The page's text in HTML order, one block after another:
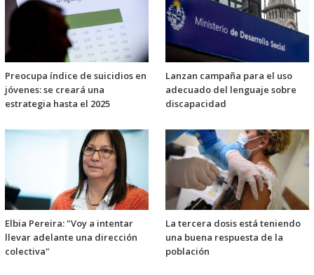
Preocupa índice de suicidios en
jóvenes: se creará una
estrategia hasta el 2025
Lanzan campaña para el uso
adecuado del lenguaje sobre
discapacidad
Elbia Pereira: "Voy a intentar
llevar adelante una dirección
colectiva"
La tercera dosis está teniendo
una buena respuesta de la
población